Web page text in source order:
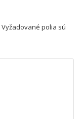
Vyžadované polia sú